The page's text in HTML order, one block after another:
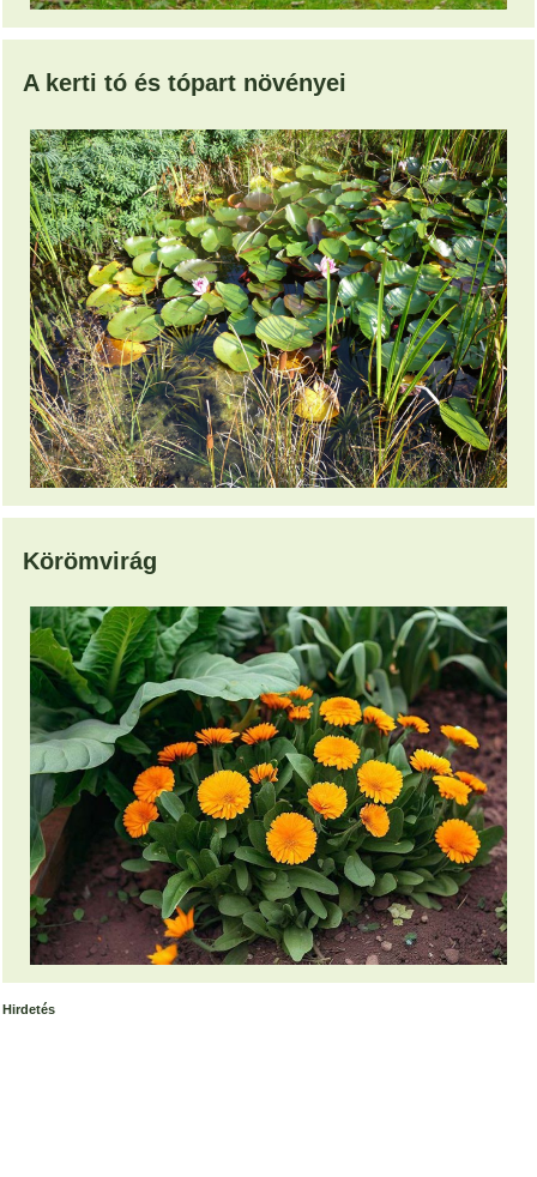
A kerti tó és tópart növényei
Körömvirág
Hirdetés